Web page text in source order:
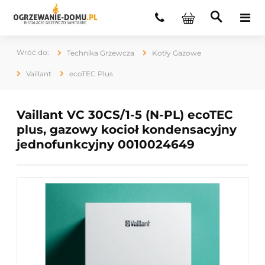
Technika Grzewcza Kotły Gazowe
Vaillant ecoTEC Plus
Vaillant VC 30CS/1-5 (N-PL) ecoTEC
plus, gazowy kocioł kondensacyjny
jednofunkcyjny 0010024649